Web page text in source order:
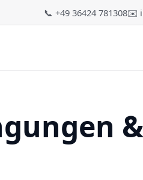
📞 +49 36424 781308✉️
&